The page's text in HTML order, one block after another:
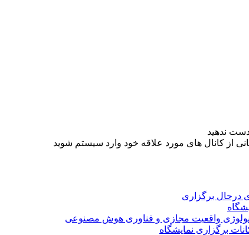
دست ندهید
از کانال های مورد علاقه خود وارد سیستم شوید
درحال برگزاری
واقعیت مجازی و فناوری هوش مصنوعی
برگزاری نمایشگاه